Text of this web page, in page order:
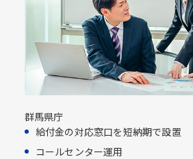
群馬県庁
給付金の対応窓口を短納期で設置​
コールセンター運用​